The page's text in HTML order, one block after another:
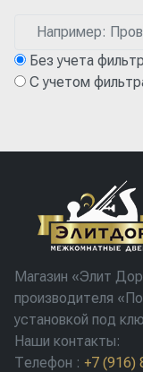
Без учета
С учетом
Магазин «Элит
производителя
установкой под
Наши контакты:
Телефон : +7 (916)